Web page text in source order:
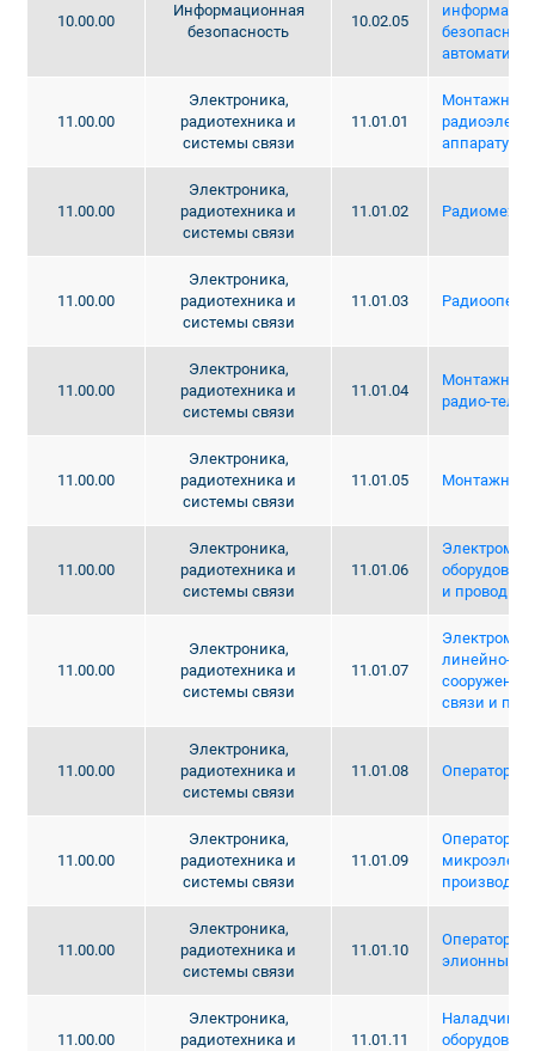
10.00.00
Информационная
безопасность
10.02.05
11.00.00
Электроника,
радиотехника и
системы связи
11.01.01
Монтажник
аппаратуры
11.00.00
Электроника,
радиотехника и
системы связи
11.01.02
11.00.00
Электроника,
радиотехника и
системы связи
11.01.03
11.00.00
Электроника,
радиотехника и
системы связи
11.01.04
Монтажник
радио-
11.00.00
Электроника,
радиотехника и
системы связи
11.01.05 Монтажник
11.00.00
Электроника,
радиотехника и
системы связи
11.01.06
и
11.00.00
Электроника,
радиотехника и
системы связи
11.01.07
линейно-
связи и
11.00.00
Электроника,
радиотехника и
системы связи
11.01.08 Оператор
11.00.00
Электроника,
радиотехника и
системы связи
11.01.09
Оператор
11.00.00
Электроника,
радиотехника и
системы связи
11.01.10
Оператор
элионных
11.00.00
Электроника,
радиотехника и
11.01.11
Наладчик